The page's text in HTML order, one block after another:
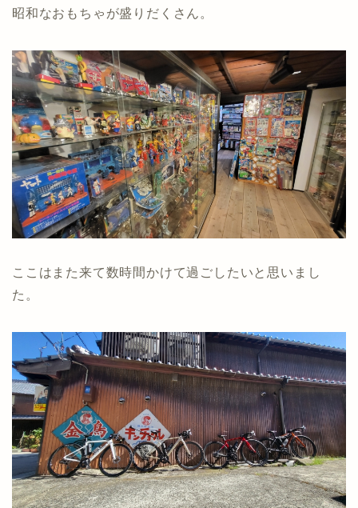
昭和なおもちゃが盛りだくさん。
ここはまた来て数時間かけて過ごしたいと思いまし
た。